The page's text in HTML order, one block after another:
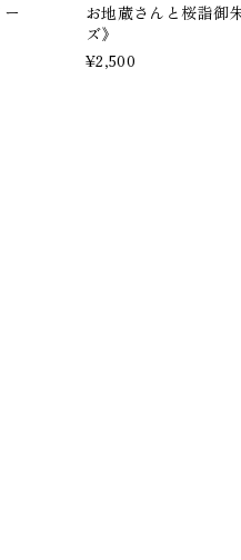
お地蔵さんと桜詣御
ズ》
¥2,500